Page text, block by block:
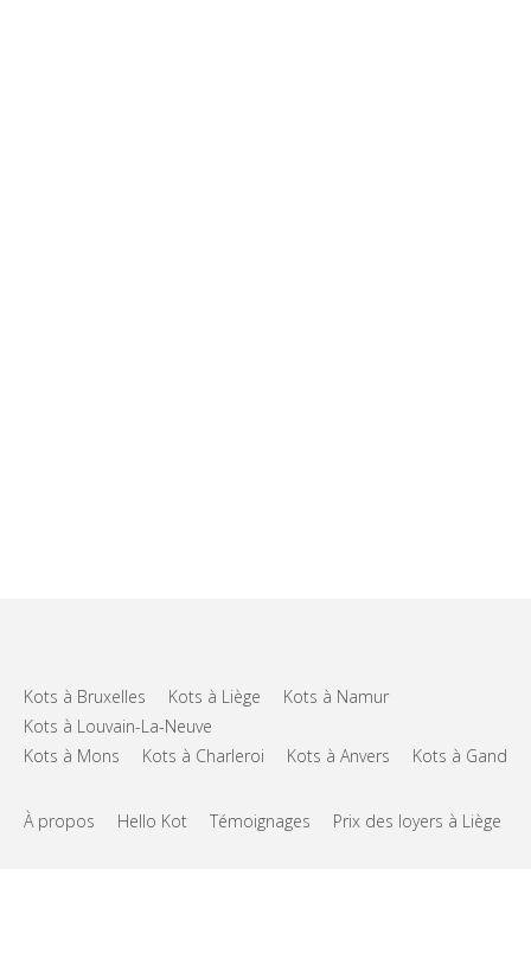
Kots à Bruxelles Kots à Liège
Kots à Namur
Kots à Louvain-La-Neuve
Kots à Mons
Kots à Charleroi Kots à Anvers Kots à Gand
À propos Hello Kot Témoignages Prix des loyers à Liège